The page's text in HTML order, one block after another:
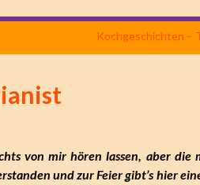
Kochgeschichten –
von mir hören lassen, aber die
und zur Feier gibt’s hier